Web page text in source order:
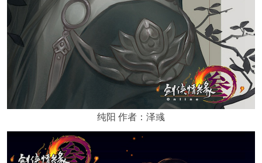
纯阳 作者：泽彧